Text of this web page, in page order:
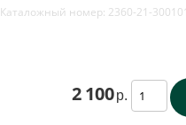
/ Бийск) 2360-21-3001013-00
Каталожный номер: 2360-21-
2 100 р.